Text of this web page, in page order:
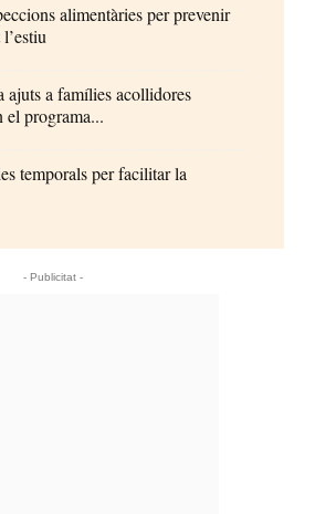
alimentàries per prevenir
ajuts a famílies acollidores
el programa...
temporals per facilitar la
- Publicitat -